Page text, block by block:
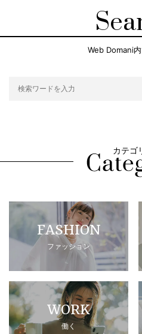
Web Domani
カテゴ
FASHION
ファッション
WORK
働く